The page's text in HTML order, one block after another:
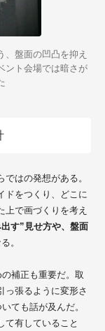
、盤面の凹凸を抑え
ント会場では暗さが
はの発想がある。
ドをつくり、どこに
上で画づくりを考え
す”見せ方や、盤面
。
補正も重要だ。取
っ張るように変形さ
ても話が及んだ。
て有していること